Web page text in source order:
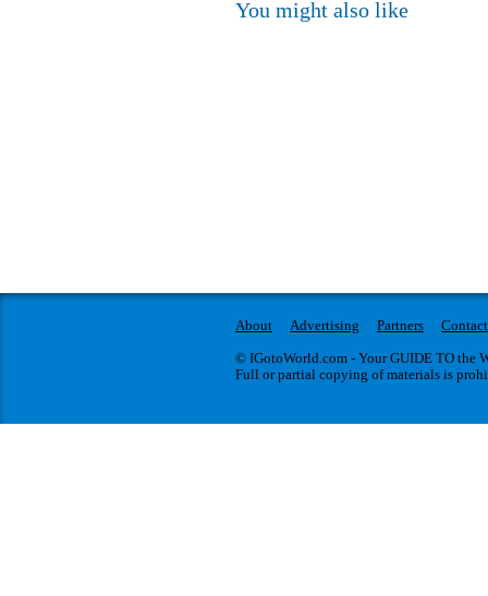
You might also like
About Advertising Partners
© IGotoWorld.com - Your GUIDE TO the
Full or partial copying of materials is